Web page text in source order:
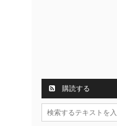
購読する